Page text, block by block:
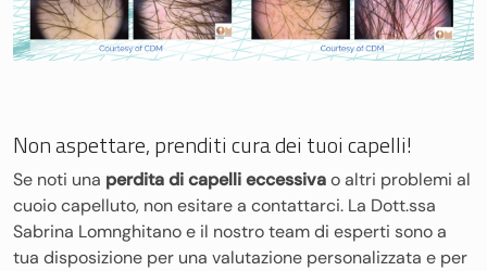
Non aspettare, prenditi cura dei tuoi capelli!
Se noti una perdita di capelli eccessivao altri problemi al
cuoio capelluto, non esitare a contattarci. La Dott.ssa
Sabrina Lomnghitano e il nostro team di esperti sono a
tua disposizione per una valutazione personalizzata e per